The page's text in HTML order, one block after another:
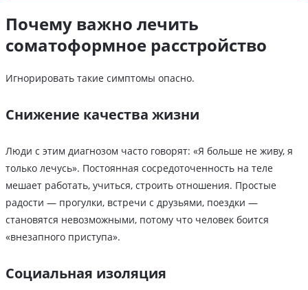
Почему важно лечить
соматоформное расстройство
Игнорировать такие симптомы опасно.
Снижение качества жизни
Люди с этим диагнозом часто говорят: «Я больше не живу, я
только лечусь». Постоянная сосредоточенность на теле
мешает работать, учиться, строить отношения. Простые
радости — прогулки, встречи с друзьями, поездки —
становятся невозможными, потому что человек боится
«внезапного приступа».
Социальная изоляция